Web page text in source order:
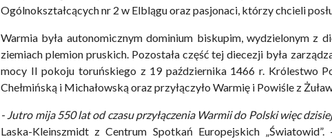
Ogólnokształcących nr 2 w Elblągu oraz pasjonaci, którzy chcieli
Warmia była autonomicznym dominium biskupim, wydzielonym z
ziemiach plemion pruskich. Pozostała część tej diecezji była
mocy II pokoju toruńskiego z 19 października 1466 r. Królestwo
Chełmińską i Michałowską oraz przyłączyło Warmię i Powiśle z
- Jutro mija 550 lat od czasu przyłączenia Warmii do Polski więc
Laska-Kleinszmidt z Centrum Spotkań Europejskich „Światowid”.